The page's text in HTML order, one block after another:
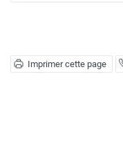
Imprimer cette page